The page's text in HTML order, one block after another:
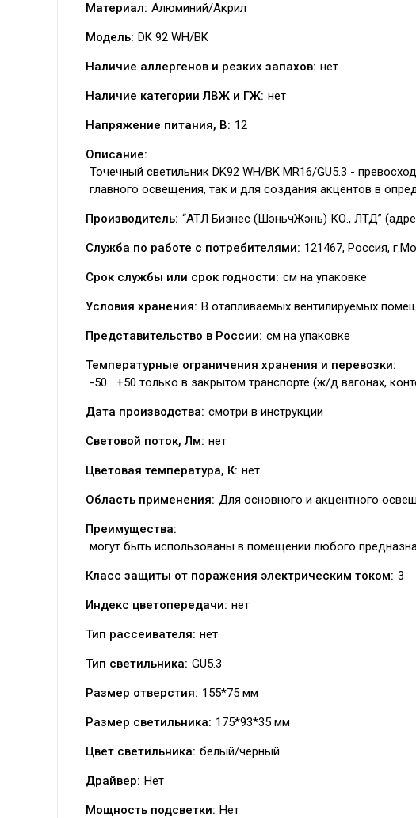
Материал: Алюминий/Акрил
Модель: DK 92 WH/BK
Наличие аллергенов и резких запахов: нет
Наличие категории ЛВЖ и ГЖ: нет
Напряжение питания, В: 12
Описание:
Точечный светильник DK92 WH/BK MR16/GU5.3 -
главного освещения, так и для создания акцентов в
Производитель: “АТЛ Бизнес (ШэньчЖэнь) КО., ЛТД”
Служба по работе с потребителями: 121467, Россия,
Срок службы или срок годности: см на упаковке
Условия хранения: В отапливаемых вентилируемых
Представительство в России: см на упаковке
Температурные ограничения хранения и перевозки:
-50….+50 только в закрытом транспорте (ж/д вагонах,
Дата производства: смотри в инструкции
Световой поток, Лм: нет
Цветовая температура, К: нет
Область применения: Для основного и акцентного
Преимущества:
могут быть использованы в помещении любого
Класс защиты от поражения электрическим током: 3
Индекс цветопередачи: нет
Тип рассеивателя: нет
Тип светильника: GU5.3
Размер отверстия: 155*75 мм
Размер светильника: 175*93*35 мм
Цвет светильника: белый/черный
Драйвер: Нет
Мощность подсветки: Нет